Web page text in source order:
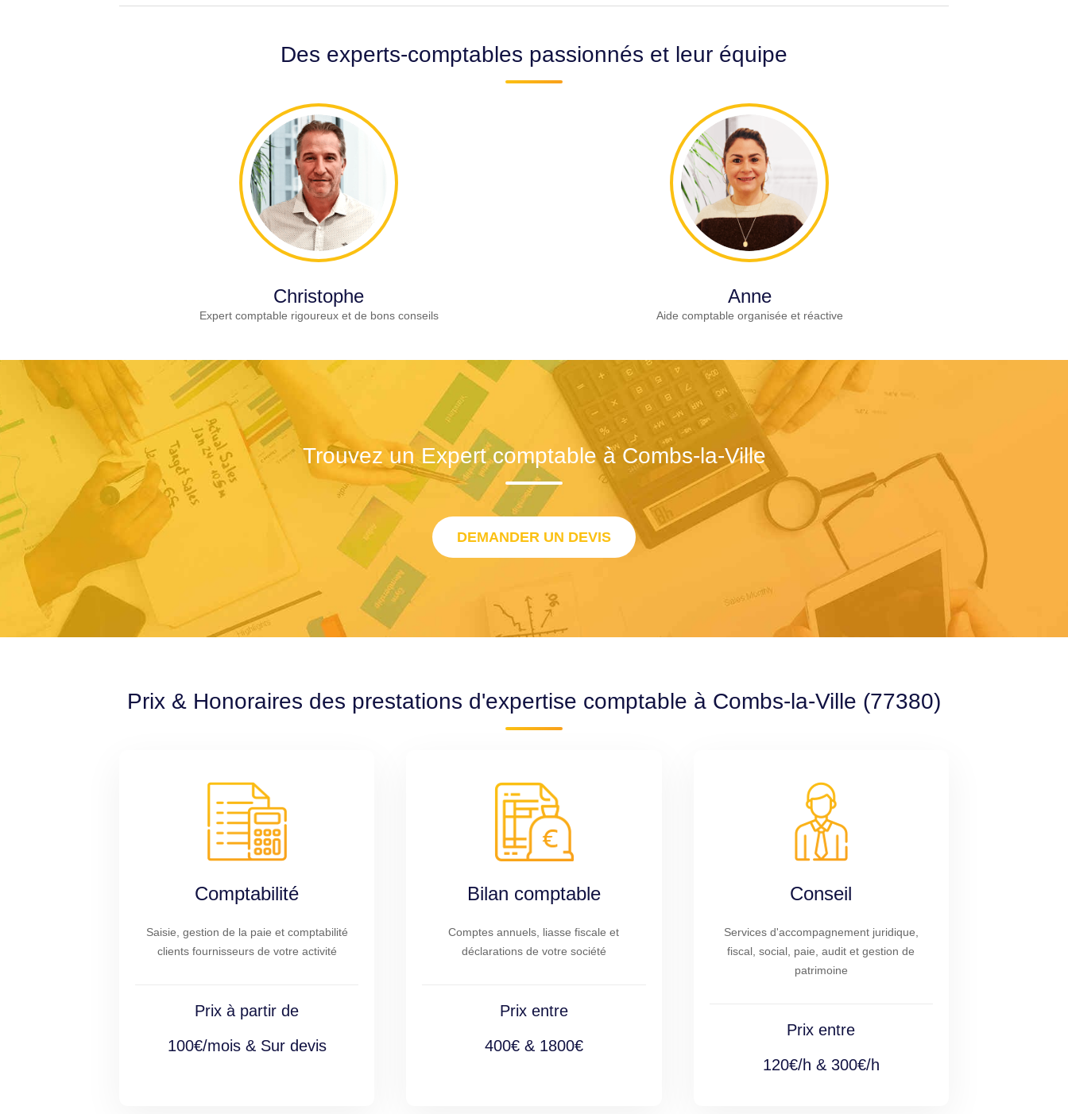
Des experts-comptables passionnés et leur équipe
Christophe
Expert comptable rigoureux et de bons conseils
Anne
Aide comptable organisée et réactive
Trouvez un Expert comptable à Combs-la-Ville
DEMANDER UN DEVIS
Prix & Honoraires des prestations d'expertise comptable à Combs-la-Ville (77380)
Comptabilité
Saisie, gestion de la paie et comptabilité
clients fournisseurs de votre activité
Prix à partir de
100€/mois & Sur devis
Bilan comptable
Comptes annuels, liasse fiscale et
déclarations de votre société
Prix entre
400€ & 1800€
Conseil
Services d'accompagnement juridique,
fiscal, social, paie, audit et gestion de
patrimoine
Prix entre
120€/h & 300€/h